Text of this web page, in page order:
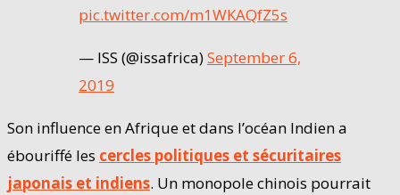
pic.twitter.com/m1WKAQfZ5s
— ISS (@issafrica)September 6,
2019
Son influence en Afrique et dans l’océan Indien a
ébouriffé les cercles politiques et sécuritaires
japonais et indiens. Un monopole chinois pourrait